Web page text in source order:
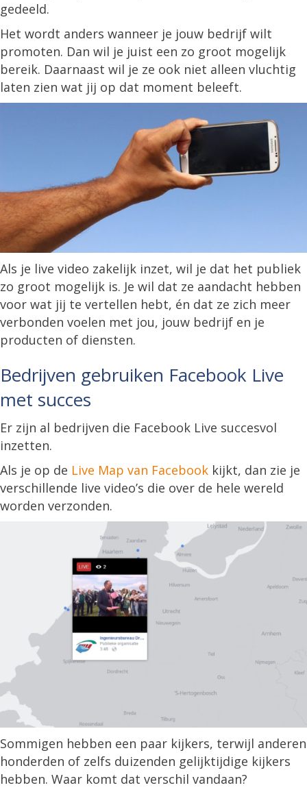
gedeeld.
Het wordt anders wanneer je jouw bedrijf wilt
promoten. Dan wil je juist een zo groot mogelijk
bereik. Daarnaast wil je ze ook niet alleen vluchtig
laten zien wat jij op dat moment beleeft.
Als je live video zakelijk inzet, wil je dat het publiek
zo groot mogelijk is. Je wil dat ze aandacht hebben
voor wat jij te vertellen hebt, én dat ze zich meer
verbonden voelen met jou, jouw bedrijf en je
producten of diensten.
Bedrijven gebruiken Facebook Live
met succes
Er zijn al bedrijven die Facebook Live succesvol
inzetten.
Als je op de Live Map van Facebook kijkt, dan zie je
verschillende live video’s die over de hele wereld
worden verzonden.
Sommigen hebben een paar kijkers, terwijl anderen
honderden of zelfs duizenden gelijktijdige kijkers
hebben. Waar komt dat verschil vandaan?